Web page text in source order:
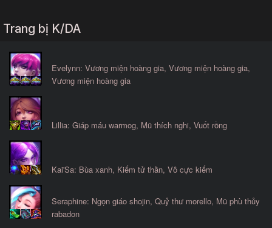
Trang bị K/DA
Evelynn: Vương miện hoàng gia, Vương miện hoàng gia,
Vương miện hoàng gia
Lillia: Giáp máu warmog, Mũ thích nghi, Vuốt rồng
Kai'Sa: Bùa xanh, Kiếm tử thần, Vô cực kiếm
Seraphine: Ngọn giáo shojin, Quỷ thư morello, Mũ phù thủy
rabadon